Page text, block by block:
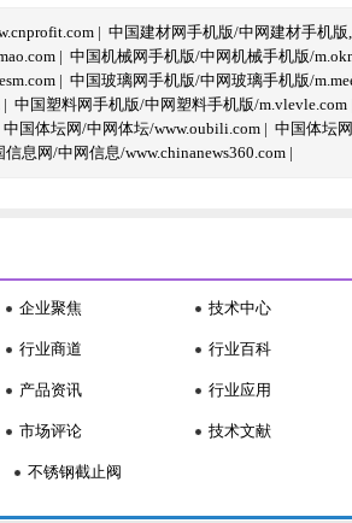
| 中国建材网手机版/中网建材手机版
| 中国机械网手机版/中网机械手机版/
| 中国玻璃网手机版/中网玻璃手机版/
| 中国塑料网手机版/中网塑料手机版/m.vlevle.com
中国体坛网/中网体坛/www.oubili.com | 中国体坛
信息网/中网信息/www.chinanews360.com |
企业聚焦
行业商道
产品资讯
市场评论
技术中心
行业百科
行业应用
技术文献
不锈钢截止阀